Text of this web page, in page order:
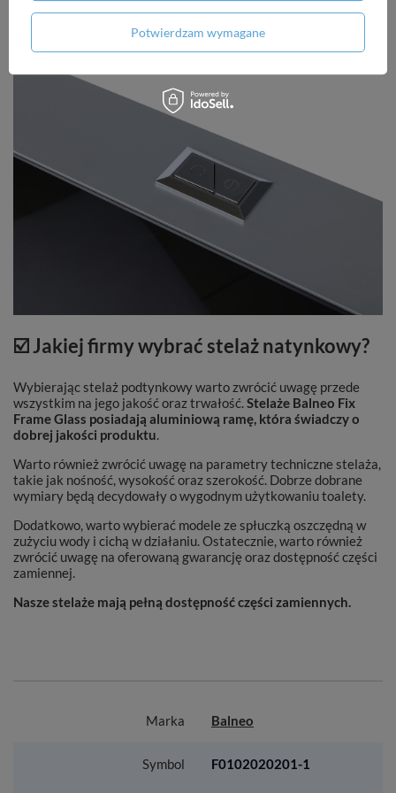
podtynkowych Fix Frame, które pozwalają na idealne
dopasowanie do naszej łazienki.
☑️ Jakiej firmy wybrać stelaż natynkowy?
Wybierając stelaż podtynkowy warto zwrócić uwagę przede
wszystkim na jego jakość oraz trwałość.Stelaże Balneo Fix
Frame Glass posiadają aluminiową ramę, która świadczy o
dobrej jakości produktu.
Warto również zwrócić uwagę na parametry techniczne stelaża,
takie jak nośność, wysokość oraz szerokość. Dobrze dobrane
wymiary będą decydowały o wygodnym użytkowaniu toalety.
Dodatkowo, warto wybierać modele ze spłuczką oszczędną w
zużyciu wody i cichą w działaniu. Ostatecznie, warto również
zwrócić uwagę na oferowaną gwarancję oraz dostępność części
zamiennej.
Nasze stelaże mają pełną dostępność części zamiennych.
Marka Balneo
Symbol F0102020201-1
Potwierdzam wymagane